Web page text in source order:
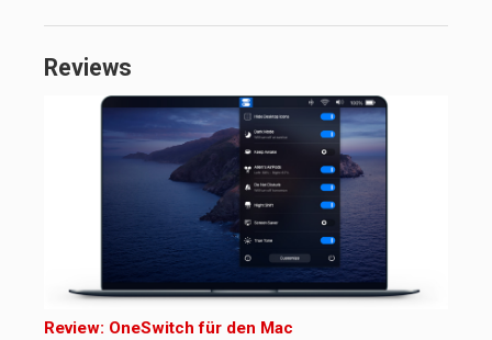
Reviews
Review: OneSwitch für den Mac